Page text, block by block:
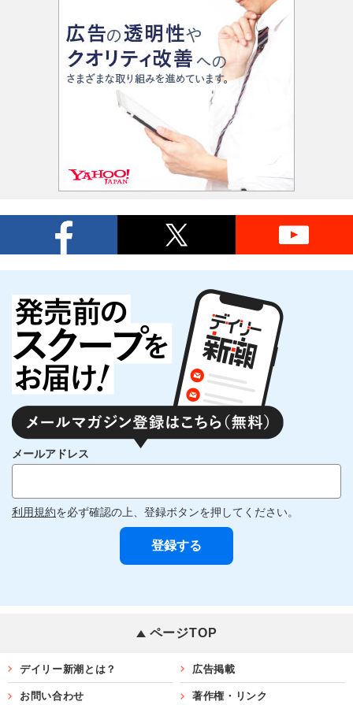
メールアドレス
利用規約を必ず確認の上、登録ボタンを押してください。
ページTOP
デイリー新潮とは？ 広告掲載
お問い合わせ 著作権・リンク